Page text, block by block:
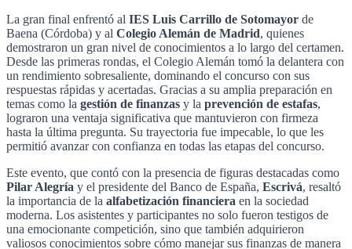
La gran final enfrentó al IES Luis Carrillo de Sotomayor de
Baena (Córdoba) y al Colegio Alemán de Madrid, quienes
demostraron un gran nivel de conocimientos a lo largo del certamen.
Desde las primeras rondas, el Colegio Alemán tomó la delantera con
un rendimiento sobresaliente, dominando el concurso con sus
respuestas rápidas y acertadas. Gracias a su amplia preparación en
temas como la gestión de finanzas y la prevención de estafas,
lograron una ventaja significativa que mantuvieron con firmeza
hasta la última pregunta. Su trayectoria fue impecable, lo que les
permitió avanzar con confianza en todas las etapas del concurso.
Este evento, que contó con la presencia de figuras destacadas como
Pilar Alegría y el presidente del Banco de España, Escrivá, resaltó
la importancia de la alfabetización financiera en la sociedad
moderna. Los asistentes y participantes no solo fueron testigos de
una emocionante competición, sino que también adquirieron
valiosos conocimientos sobre cómo manejar sus finanzas de manera